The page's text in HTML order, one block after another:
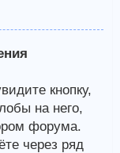
кнопку,
на него,
форума.
через ряд